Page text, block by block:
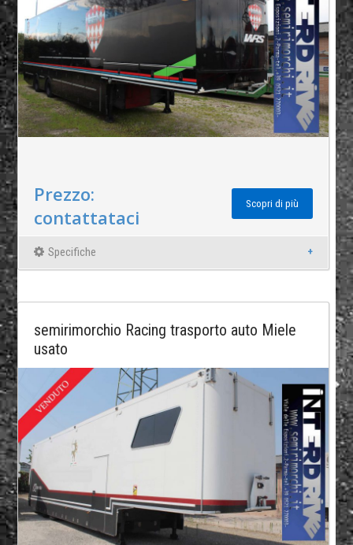
Prezzo:
contattataci
Scopri di più
Specifiche
semirimorchio Racing trasporto auto Miele
usato